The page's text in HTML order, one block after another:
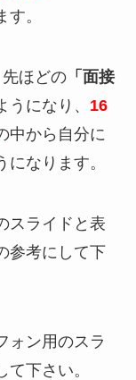
。
ほどの「面接
うになり、 16
中から自分に
なります。
スライドと表
参考にして下
ォン用のスラ
下さい。